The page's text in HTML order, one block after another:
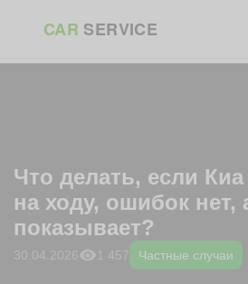
CAR SERVICE
КИА РИО ГЛОХНЕТ НА ХОДУ, ОШИБОК
Что делать, если
на ходу, ошибок нет,
показывает?
30.04.2026 1 457 Частные случаи